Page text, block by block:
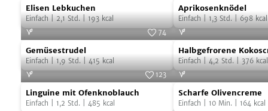
Elisen
Lebkuchen
Elisen Lebkuchen
Einfach| 2,1 Std.| 193kcal
Aprikosenknödel
Aprikosenknödel
Einfach| 1,3 Std.| 698kcal
Gemüsestrudel
74
Gemüsestrudel
Einfach| 1,9 Std.| 415 kcal
Halbgefrorene
Kokoscreme
Halbgefrorene
Einfach| 4,2 Std.| 376kcal
Linguine
mit
123
Linguine mit Ofenknoblauch
Einfach 1,2 Std. 485 kcal
Scharfe
Olivencreme
Scharfe Olivencreme
Einfach 10 Min. 164kcal